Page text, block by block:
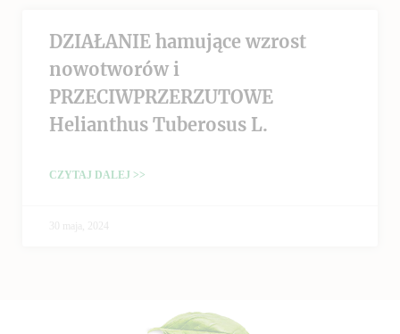
DZIAŁANIE hamujące wzrost
nowotworów i
PRZECIWPRZERZUTOWE
Helianthus Tuberosus L.
CZYTAJ DALEJ >>
30 maja, 2024